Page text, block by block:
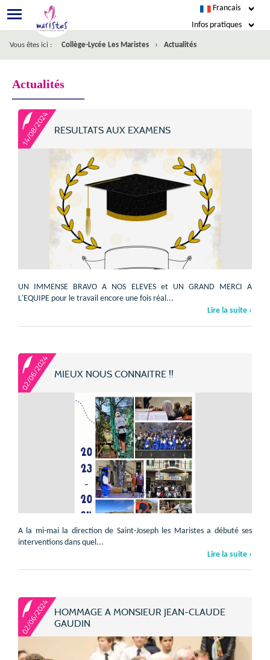
Francais
Infos pratiques
EcoleDirecte
Restauration
Nous écrire
Facebook
Inscription
Vous êtes ici : Collège-Lycée Les Maristes › Actualités
Actualités
14/08/2024 RESULTATS AUX EXAMENS
UN IMMENSE BRAVO A NOS ELEVES et UN GRAND MERCI A
L'EQUIPE pour le travail encore une fois réal...
Lire la suite ›
02/06/2024 MIEUX NOUS CONNAITRE !!
A la mi-mai la direction de Saint-Joseph les Maristes a débuté ses
interventions dans quel...
Lire la suite ›
02/06/2024 HOMMAGE A MONSIEUR JEAN-CLAUDE
GAUDIN